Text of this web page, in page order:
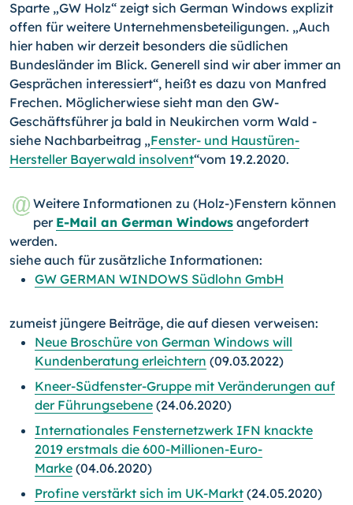
Sparte „GW Holz“ zeigt sich German Windows explizit
offen für weitere Unternehmensbeteiligungen. „Auch
hier haben wir derzeit besonders die südlichen
Bundesländer im Blick. Generell sind wir aber immer an
Gesprächen interessiert“, heißt es dazu von Manfred
Frechen. Möglicherwiese sieht man den GW-
Geschäfts­füh­rer ja bald in Neukirchen vorm Wald -
siehe Nachbarbeitrag „Fenster- und Haustüren-
Hersteller Bayerwald insolvent“vom 19.2.2020.
Weitere Informationen zu (Holz-)Fenstern können
per E-Mail an German Windows angefordert
werden.
siehe auch für zusätzliche Informationen:
GW GERMAN WINDOWS Südlohn GmbH
zumeist jüngere Beiträge, die auf diesen verweisen:
Neue Broschüre von German Windows will
Kundenberatung erleichtern (09.03.2022)
Kneer-Südfenster-Gruppe mit Veränderungen auf
der Führungsebene (24.06.2020)
Internationales Fensternetzwerk IFN knackte
2019 erstmals die 600-Millionen-Euro-
Marke (04.06.2020)
Profine verstärkt sich im UK-Markt (24.05.2020)